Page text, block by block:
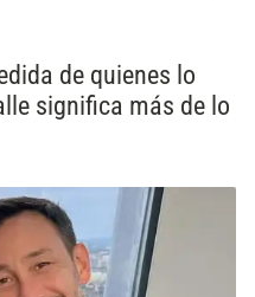
de quienes lo
significa más de lo